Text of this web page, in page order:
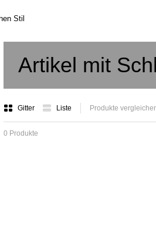
Stil
Artikel mit
Gitter Liste Produkte
0 Produkte